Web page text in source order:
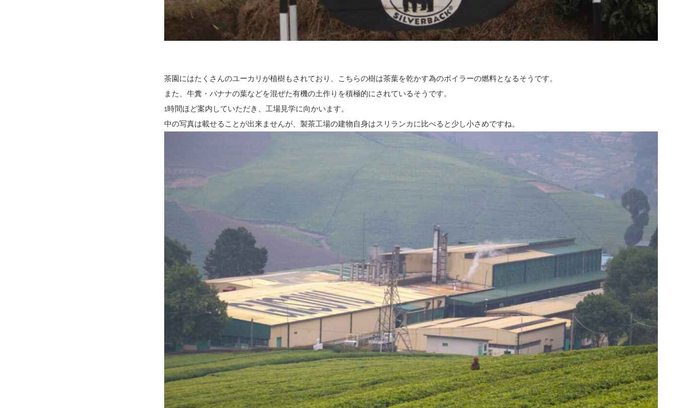
茶園にはたくさんのユーカリが植樹もされており、こちらの樹は茶葉を乾かす為のボイラーの燃料となるそうです。
また、牛糞・バナナの葉などを混ぜた有機の土作りを積極的にされているそうです。
1時間ほど案内していただき、工場見学に向かいます。
中の写真は載せることが出来ませんが、製茶工場の建物自身はスリランカに比べると少し小さめですね。